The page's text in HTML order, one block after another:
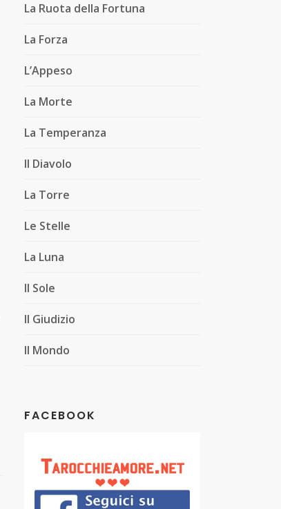
La Ruota della Fortuna
La Forza
L’Appeso
La Morte
La Temperanza
Il Diavolo
La Torre
Le Stelle
La Luna
Il Sole
Il Giudizio
Il Mondo
FACEBOOK